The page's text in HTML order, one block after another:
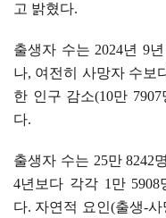
고 밝혔다.
출생자 수는 2024년 9
나, 여전히 사망자 수보
한 인구 감소(10만 7907
다.
출생자 수는 25만8242명
4년보다 각각 1 만 5908
다. 자연적 요인(출생-사